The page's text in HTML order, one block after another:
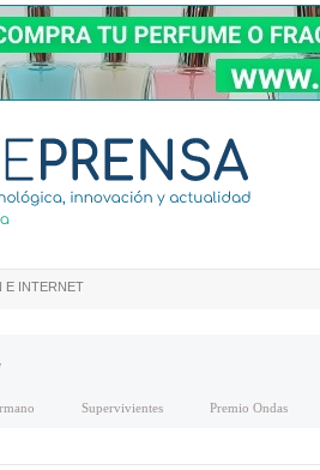
E INTERNET
Supervivientes Premio Ondas